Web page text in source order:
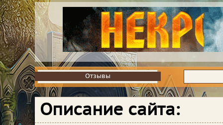
Отзывы
Отзывы
Описание сайта: